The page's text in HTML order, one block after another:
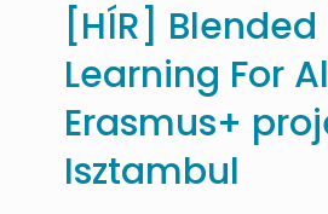
[HÍR] Blended
Learning For
Erasmus+
Isztambul